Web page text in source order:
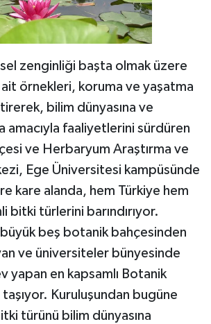
zenginliği başta olmak üzere
ait örnekleri, koruma ve yaşatma
bilim dünyasına ve
amacıyla faaliyetlerini sürdüren
ve Herbaryum Araştırma ve
Ege Üniversitesi kampüsünde
kare alanda, hem Türkiye hem
bitki türlerini barındırıyor.
büyük beş botanik bahçesinden
ve üniversiteler bünyesinde
yapan en kapsamlı Botanik
Kuruluşundan bugüne
türünü bilim dünyasına